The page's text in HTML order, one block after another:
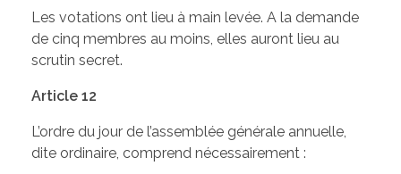
Les votations ont lieu à main levée. A la demande
de cinq membres au moins, elles auront lieu au
scrutin secret.
Article 12
L’ordre du jour de l’assemblée générale annuelle,
dite ordinaire, comprend nécessairement :